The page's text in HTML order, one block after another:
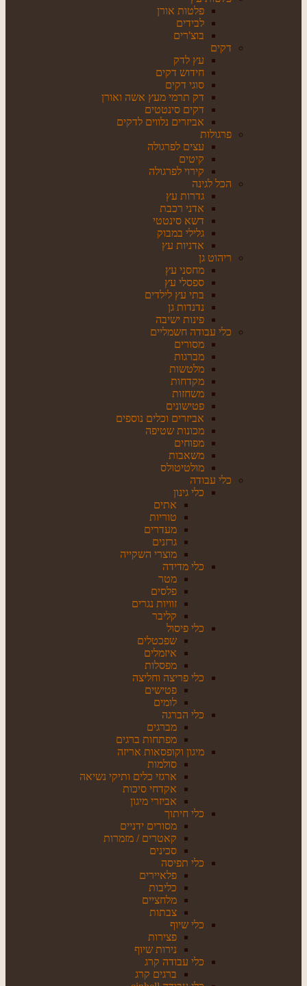
פלטות אורן
לבידים
בוצ'רים
דקים
עץ לדק
חידוש דקים
סוגי דקים
דק תרמי מעץ אשה ואורן
דקים סינטטים
אביזרים נלווים לדקים
פרגולות
עצים לפרגולה
קיטים
קירוי לפרגולה
הכל לגינה
גדרות עץ
אדני רכבת
דשא סינטטי
גלילי במבוק
אדניות עץ
ריהוט גן
מחסני עץ
ספסלי עץ
בתי עץ לילדים
נדנדות גן
פינות ישיבה
כלי עבודה חשמליים
מסורים
מברגות
מלטשות
מקדחות
משחזות
פטישונים
אביזרים וכלים נוספים
מכונות שטיפה
מפוחים
משאבות
מולטיטולס
כלי עבודה
כלי גינון
אתים
טוריות
מעדרים
גרזנים
מוצרי השקייה
כלי מדידה
מטר
פלסים
זוויות נגרים
קליבר
כלי פיסול
שפכטלים
איזמלים
מפסלות
כלי פריצה וחליצה
פטישים
לומים
כלי הברגה
מברגים
מפתחות ברגים
מיגון וקופסאות אריזה
סולמות
ארגזי כלים ותיקי נשיאה
אקדחי סיכות
אביזרי מיגון
כלי חיתוך
מסורים ידניים
קאטרים / מזמרות
סכינים
כלי תפיסה
פלאיירים
כליבות
מלחציים
צבתות
כלי שיוף
פצירות
נירות שיוף
כלי עבודה קרג
ברגים קרג